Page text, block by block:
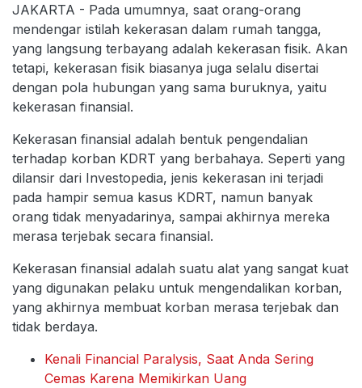
JAKARTA - Pada umumnya, saat orang-orang
mendengar istilah kekerasan dalam rumah tangga,
yang langsung terbayang adalah kekerasan fisik. Akan
tetapi, kekerasan fisik biasanya juga selalu disertai
dengan pola hubungan yang sama buruknya, yaitu
kekerasan finansial.
Kekerasan finansial adalah bentuk pengendalian
terhadap korban KDRT yang berbahaya. Seperti yang
dilansir dari Investopedia, jenis kekerasan ini terjadi
pada hampir semua kasus KDRT, namun banyak
orang tidak menyadarinya, sampai akhirnya mereka
merasa terjebak secara finansial.
Kekerasan finansial adalah suatu alat yang sangat kuat
yang digunakan pelaku untuk mengendalikan korban,
yang akhirnya membuat korban merasa terjebak dan
tidak berdaya.
Kenali Financial Paralysis, Saat Anda Sering
Cemas Karena Memikirkan Uang